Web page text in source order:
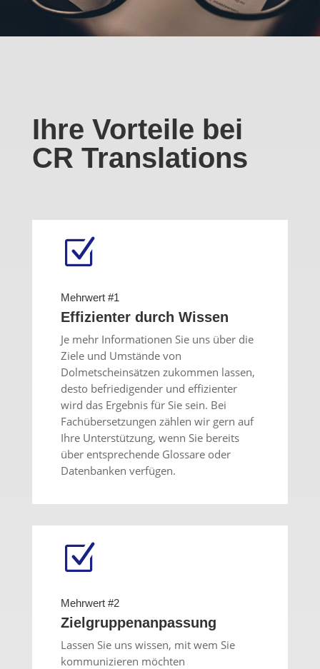
Ihre Vorteile bei
CR Translations
Z
Mehrwert #1
Effizienter durch Wissen
Je mehr Informationen Sie uns über die
Ziele und Umstände von
Dolmetscheinsätzen zukommen lassen,
desto befriedigender und effizienter
wird das Ergebnis für Sie sein. Bei
Fachübersetzungen zählen wir gern auf
Ihre Unterstützung, wenn Sie bereits
über entsprechende Glossare oder
Datenbanken verfügen.
Z
Mehrwert #2
Zielgruppenanpassung
Lassen Sie uns wissen, mit wem Sie
kommunizieren möchten